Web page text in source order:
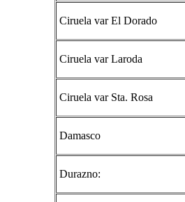
Ciruela var El Dorado
Ciruela var Laroda
Ciruela var Sta. Rosa
Damasco
Durazno: